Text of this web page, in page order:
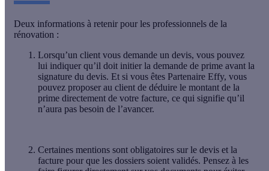
Deux informations à retenir pour les professionnels de la
rénovation :
Lorsqu’un client vous demande un devis, vous pouvez
lui indiquer qu’il doit initier la demande de prime avant la
signature du devis. Et si vous êtes Partenaire Effy, vous
pouvez proposer au client de déduire le montant de la
prime directement de votre facture, ce qui signifie qu’il
n’aura pas besoin de l’avancer.
Certaines mentions sont obligatoires sur le devis et la
facture pour que les dossiers soient validés. Pensez à les